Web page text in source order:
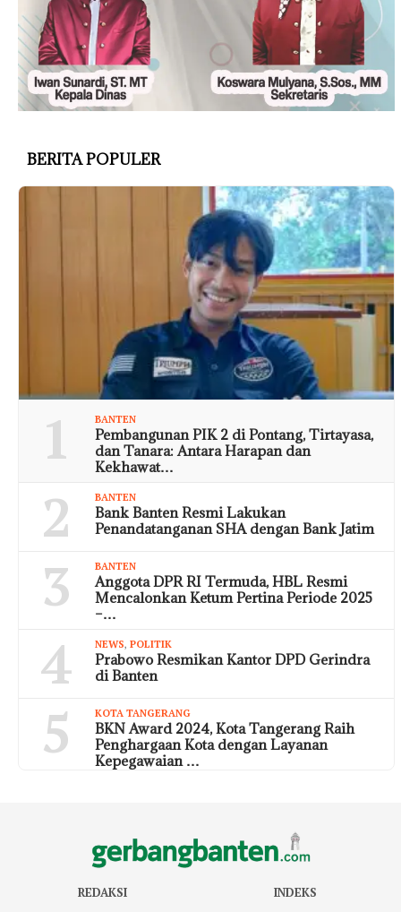
BERITA POPULER
1 BANTEN
Pembangunan PIK 2 di Pontang, Tirtayasa,
dan Tanara: Antara Harapan dan
Kekhawat…
2 BANTEN
Bank Banten Resmi Lakukan
Penandatanganan SHA dengan Bank Jatim
3 BANTEN
Anggota DPR RI Termuda, HBL Resmi
Mencalonkan Ketum Pertina Periode 2025
–…
4 NEWS, POLITIK
Prabowo Resmikan Kantor DPD Gerindra
di Banten
5 KOTA TANGERANG
BKN Award 2024, Kota Tangerang Raih
Penghargaan Kota dengan Layanan
Kepegawaian …
REDAKSI
INDEKS